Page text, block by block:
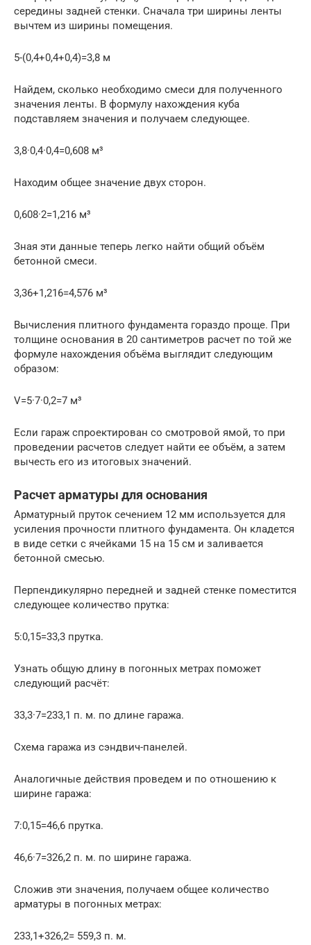
середины задней стенки. Сначала три ширины ленты
вычтем из ширины помещения.
5-(0,4+0,4+0,4)=3,8 м
Найдем, сколько необходимо смеси для полученного
значения ленты. В формулу нахождения куба
подставляем значения и получаем следующее.
3,8·0,4·0,4=0,608 м³
Находим общее значение двух сторон.
0,608·2=1,216 м³
Зная эти данные теперь легко найти общий объём
бетонной смеси.
3,36+1,216=4,576 м³
Вычисления плитного фундамента гораздо проще. При
толщине основания в 20 сантиметров расчет по той же
формуле нахождения объёма выглядит следующим
образом:
V=5·7·0,2=7 м³
Если гараж спроектирован со смотровой ямой, то при
проведении расчетов следует найти ее объём, а затем
вычесть его из итоговых значений.
Расчет арматуры для основания
Арматурный пруток сечением 12 мм используется для
усиления прочности плитного фундамента. Он кладется
в виде сетки с ячейками 15 на 15 см и заливается
бетонной смесью.
Перпендикулярно передней и задней стенке поместится
следующее количество прутка:
5:0,15=33,3 прутка.
Узнать общую длину в погонных метрах поможет
следующий расчёт:
33,3·7=233,1 п. м. по длине гаража.
Схема гаража из сэндвич-панелей.
Аналогичные действия проведем и по отношению к
ширине гаража:
7:0,15=46,6 прутка.
46,6·7=326,2 п. м. по ширине гаража.
Сложив эти значения, получаем общее количество
арматуры в погонных метрах:
233,1+326,2= 559,3 п. м.